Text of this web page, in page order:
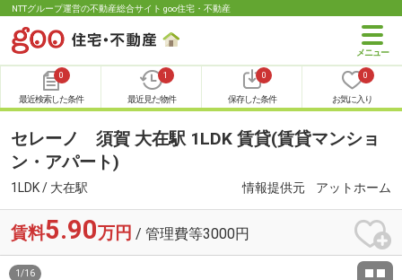
NTTグループ運営の不動産総合サイト goo住宅・不動産
0
最近検索した条件
1
最近見た物件
0
保存した条件
0
お気に入り
セレーノ 須賀 大在駅 1LDK 賃貸(賃貸マンショ
ン・アパート)
1LDK / 大在駅 情報提供元 アットホーム
賃料5.90万円 / 管理費等3000円
1 /16